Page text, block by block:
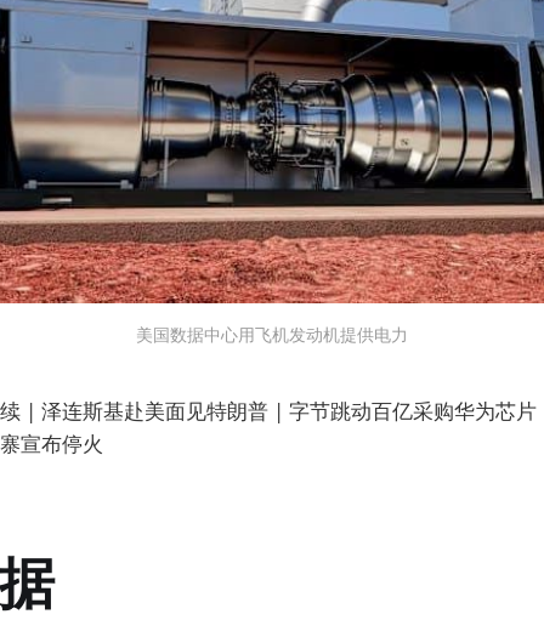
美国数据中心用飞机发动机提供电力
| 泽连斯基赴美面见特朗普 | 字节跳动百亿采购华为芯
宣布停火